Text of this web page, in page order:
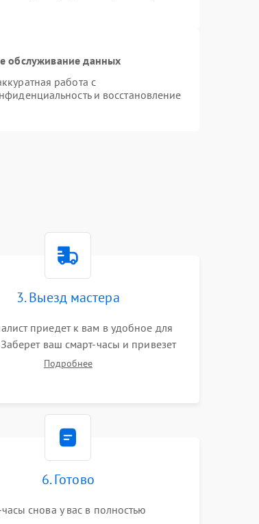
обслуживание данных
работа с
и восстановление
3. Выезд мастера
приедет к вам в удобное для
ваш смарт-часы и привезет
диагностики.
Подробнее
6. Готово
снова у вас в полностью